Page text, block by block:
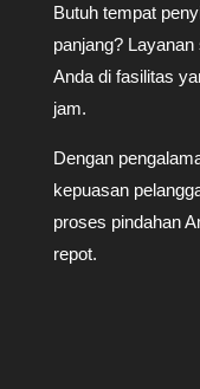
Butuh tempat
panjang?
Anda di fasilitas
jam.
Dengan
kepuasan
proses pindahan
repot.